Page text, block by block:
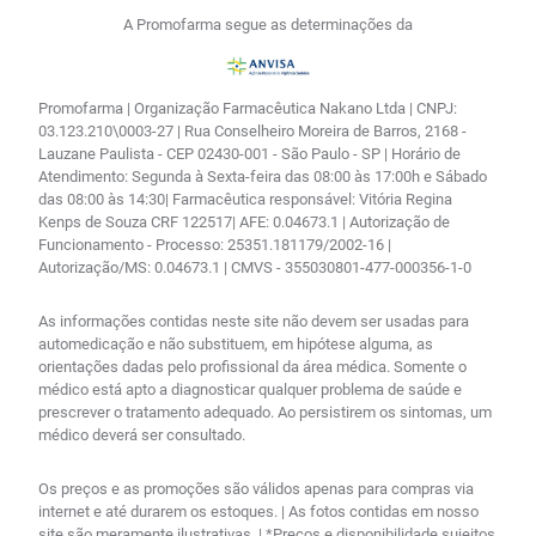
A Promofarma segue as determinações da
Promofarma | Organização Farmacêutica Nakano Ltda | CNPJ:
03.123.210\0003-27 | Rua Conselheiro Moreira de Barros, 2168 -
Lauzane Paulista - CEP 02430-001 - São Paulo - SP | Horário de
Atendimento: Segunda à Sexta-feira das 08:00 às 17:00h e Sábado
das 08:00 às 14:30| Farmacêutica responsável: Vitória Regina
Kenps de Souza CRF 122517| AFE: 0.04673.1 | Autorização de
Funcionamento - Processo: 25351.181179/2002-16 |
Autorização/MS: 0.04673.1 | CMVS - 355030801-477-000356-1-0
As informações contidas neste site não devem ser usadas para
automedicação e não substituem, em hipótese alguma, as
orientações dadas pelo profissional da área médica. Somente o
médico está apto a diagnosticar qualquer problema de saúde e
prescrever o tratamento adequado. Ao persistirem os sintomas, um
médico deverá ser consultado.
Os preços e as promoções são válidos apenas para compras via
internet e até durarem os estoques. | As fotos contidas em nosso